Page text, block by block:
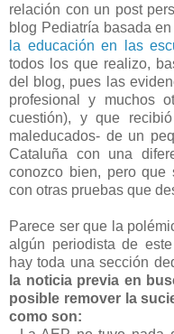
relación con un post
blog Pediatría basada
la educación en las
todos los que realizo,
del blog, pues las
profesional y muchos
cuestión), y que
maleducados- de un
Cataluña con una
conozco bien, pero que
con otras pruebas que
Parece ser que la
algún periodista de
hay toda una sección
la noticia previa en
posible remover la
como son: